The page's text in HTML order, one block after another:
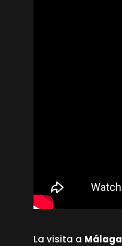
La visita a Málaga